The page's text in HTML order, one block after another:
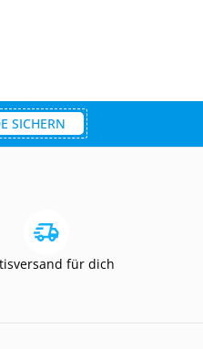
SICHERN
für dich